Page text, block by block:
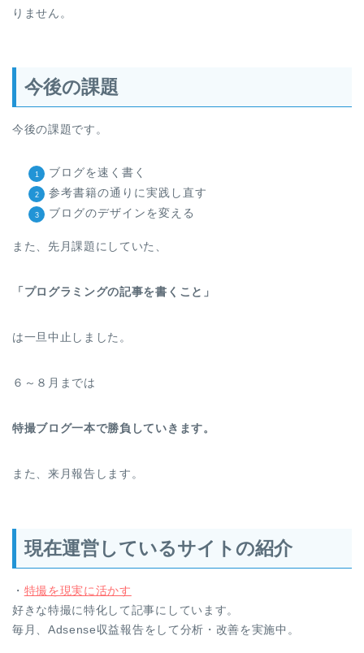
りません。
今後の課題
今後の課題です。
ブログを速く書く
参考書籍の通りに実践し直す
ブログのデザインを変える
また、先月課題にしていた、
「プログラミングの記事を書くこと」
は一旦中止しました。
６～８月までは
特撮ブログ一本で勝負していきます。
また、来月報告します。
現在運営しているサイトの紹介
・ 特撮を現実に活かす
好きな特撮に特化して記事にしています。
毎月、Adsense収益報告をして分析・改善を実施中。